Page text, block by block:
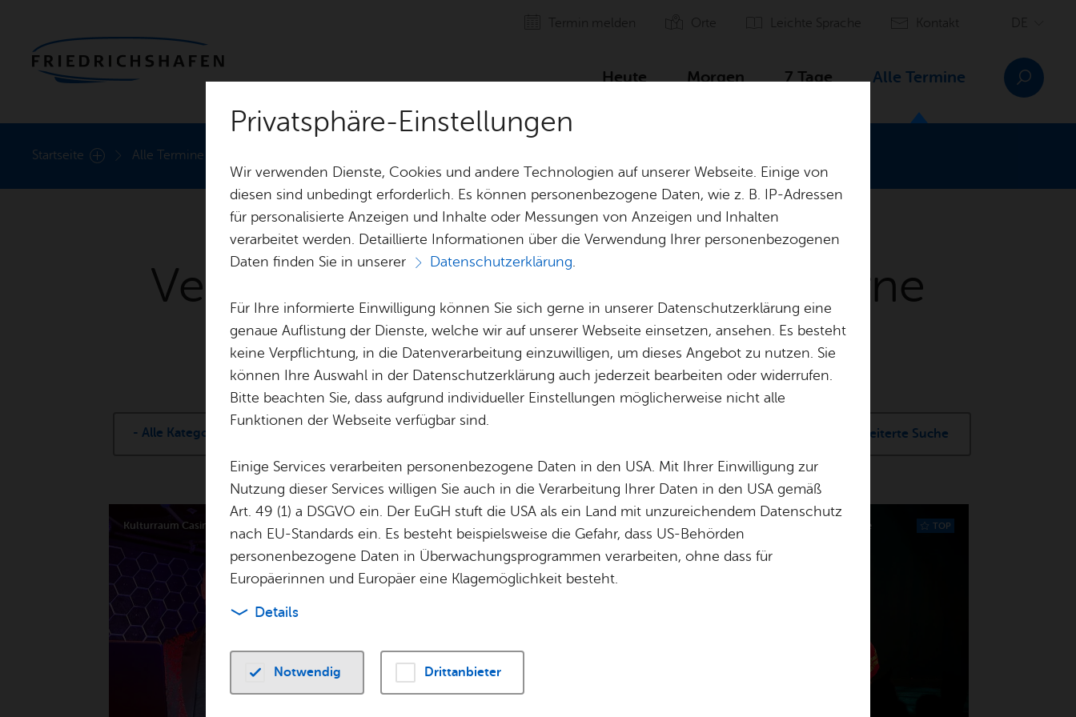
Ter­min mel­den Orte Leich­te Spra­che Kon­takt
Heute Mor­gen 7 Tage Alle Ter­mi­ne
Heute
Start­sei­te Alle Ter­mi­ne
Veranstaltungen Kulturhaus Caserne
Sie finden hier alle Veranstaltungen im Kulturhaus Caserne.
- Alle Ka­te­go­ri­en - Erweiterte Suche
Kul­tur­raum Ca­si­no im Kul­tur­haus Ca­ser­ne TOP Werk­statt im Kul­tur­haus Ca­ser­ne
17.09.2026, 20:00 Uhr – 22:00 Uhr
Jazz am Donnerstag: Michael
Werk­statt im Kul­tur­haus Ca­ser­ne TOP
Privatsphäre-Einstellungen
Wir verwenden Dienste, Cookies und andere Technologien auf unserer Webseite. Einige von
diesen sind unbedingt erforderlich. Es können personenbezogene Daten, wie z. B. IP-Adressen
für personalisierte Anzeigen und Inhalte oder Messungen von Anzeigen und Inhalten
verarbeitet werden. Detaillierte Informationen über die Verwendung Ihrer personenbezogenen
Daten finden Sie in unserer
Datenschutzerklärung.
Für Ihre informierte Einwilligung können Sie sich gerne in unserer Datenschutzerklärung eine
genaue Auflistung der Dienste, welche wir auf unserer Webseite einsetzen, ansehen. Es besteht
keine Verpflichtung, in die Datenverarbeitung einzuwilligen, um dieses Angebot zu nutzen. Sie
können Ihre Auswahl in der Datenschutzerklärung auch jederzeit bearbeiten oder widerrufen.
Bitte beachten Sie, dass aufgrund individueller Einstellungen möglicherweise nicht alle
Funktionen der Webseite verfügbar sind.
Einige Services verarbeiten personenbezogene Daten in den USA. Mit Ihrer Einwilligung zur
Nutzung dieser Services willigen Sie auch in die Verarbeitung Ihrer Daten in den USA gemäß
Art. 49 (1) a DSGVO ein. Der EuGH stuft die USA als ein Land mit unzureichendem Datenschutz
nach EU-Standards ein. Es besteht beispielsweise die Gefahr, dass US-Behörden
personenbezogene Daten in Überwachungsprogrammen verarbeiten, ohne dass für
Europäerinnen und Europäer eine Klagemöglichkeit besteht.
Details
Notwendig Drittanbieter